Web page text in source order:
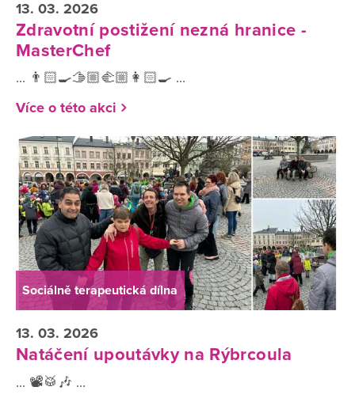
13. 03. 2026
Zdravotní postižení nezná hranice -
MasterChef
... 👨🏻‍🍳🫱🏼‍🫲🏼👩🏻‍🍳 ...
Více o této akci
Sociálně terapeutická dílna
13. 03. 2026
Natáčení upoutávky na Rýbrcoula
... 📽️🥁🎶 ...